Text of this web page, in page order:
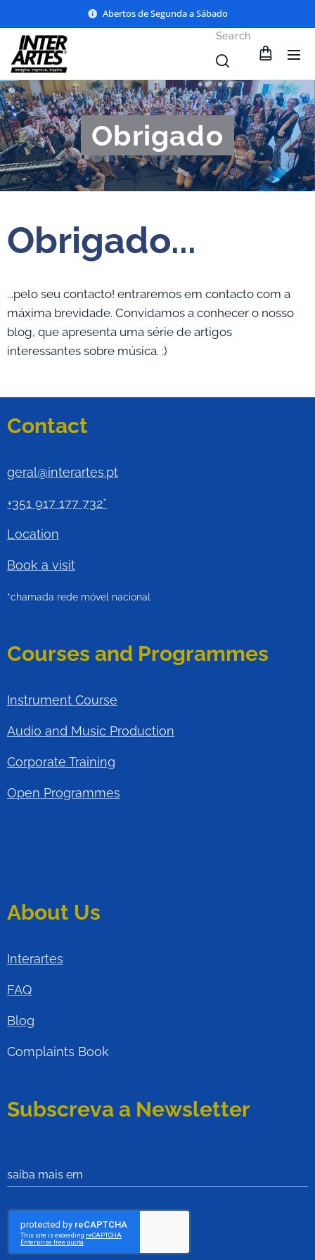
Abertos de Segunda a Sábado
Search
Obrigado
Obrigado...
...pelo seu contacto! entraremos em contacto com a
máxima brevidade. Convidamos a conhecer o nosso
blog, que apresenta uma série de artigos
interessantes sobre música. :)
Contact
geral@interartes.pt
+351 917 177 732*
Location
Book a visit
*chamada rede móvel nacional
Courses and Programmes
Instrument Course
Audio and Music Production
Corporate Training
Open Programmes
About Us
Interartes
FAQ
Blog
Complaints Book
Subscreva a Newsletter
saiba mais em